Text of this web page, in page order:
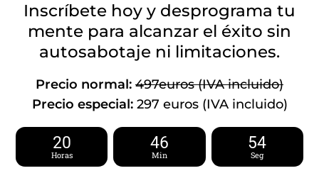
Inscríbete hoy y desprograma tu
mente para alcanzar el éxito sin
autosabotaje ni limitaciones.
Precio normal: 497euros (IVA incluido)
Precio especial: 297 euros (IVA incluido)
20
Horas
46
Min
53
Seg